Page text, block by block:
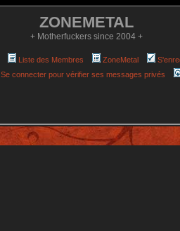
ZONEMETAL
+ Motherfuckers since 2004 +
Liste des Membres ZoneMetal
Se connecter pour vérifier ses messages privés